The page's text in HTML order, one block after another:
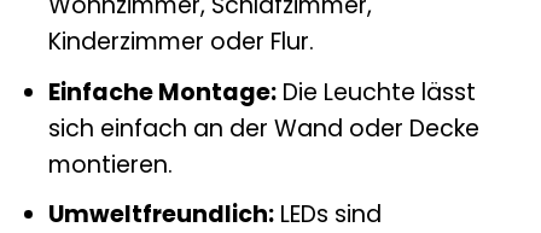
Kinderzimmer oder Flur.
Einfache Montage:Die Leuchte lässt
sich einfach an der Wand oder Decke
montieren.
Umweltfreundlich:LEDs sind